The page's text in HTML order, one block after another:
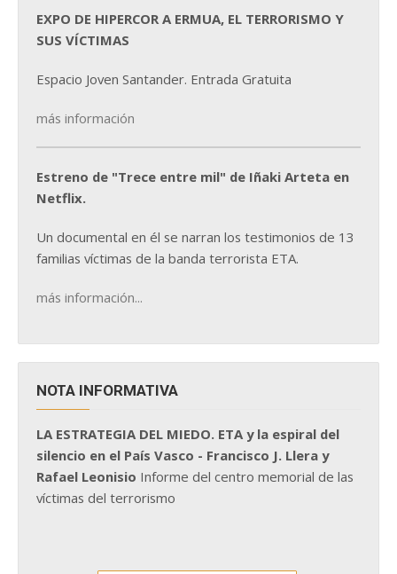
EXPO DE HIPERCOR A ERMUA, EL TERRORISMO Y
SUS VÍCTIMAS
Espacio Joven Santander. Entrada Gratuita
más información
Estreno de "Trece entre mil" de Iñaki Arteta en
Netflix.
Un documental en él se narran los testimonios de 13
familias víctimas de la banda terrorista ETA.
más información...
NOTA INFORMATIVA
LA ESTRATEGIA DEL MIEDO. ETA y la espiral del
silencio en el País Vasco - Francisco J. Llera y
Rafael Leonisio Informe del centro memorial de las
víctimas del terrorismo